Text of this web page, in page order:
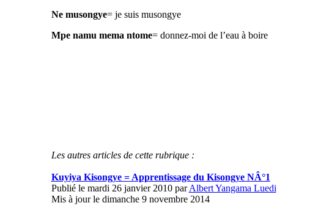
Ne musongye= je suis musongye
Mpe namu mema ntome= donnez-moi de l’eau à boire
Les autres articles de cette rubrique :
Kuyiya Kisongye = Apprentissage du Kisongye NÂ°1
Publié le mardi 26 janvier 2010 parAlbert Yangama Luedi
Mis à jour le dimanche 9 novembre 2014